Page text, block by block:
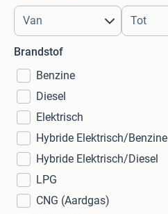
Brandstof
Benzine
Diesel
Elektrisch
Hybride Elektrisch/Benzine
Hybride Elektrisch/Diesel
LPG
CNG (Aardgas)